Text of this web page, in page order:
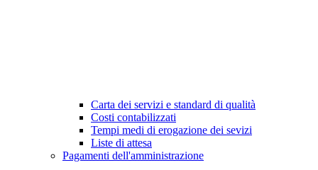
Carta dei servizi e standard di qualità
Costi contabilizzati
Tempi medi di erogazione dei sevizi
Liste di attesa
Pagamenti dell'amministrazione